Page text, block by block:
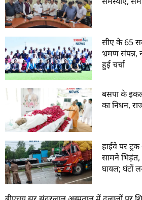
सीए के 65
भ्रमण
हुई चर्चा
बसपा के
का निधन,
हाईवे पर
सामने
घायल; घंटों